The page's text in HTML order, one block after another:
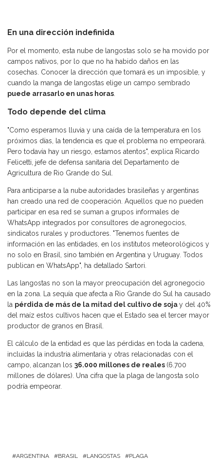
En una dirección indefinida
Por el momento, esta nube de langostas solo se ha movido por
campos nativos, por lo que no ha habido daños en las
cosechas. Conocer la dirección que tomará es un imposible, y
cuando la manga de langostas elige un campo sembrado
puede arrasarlo en unas horas.
Todo depende del clima
"Como esperamos lluvia y una caída de la temperatura en los
próximos días, la tendencia es que el problema no empeorará.
Pero todavía hay un riesgo, estamos atentos", explica Ricardo
Felicetti, jefe de defensa sanitaria del Departamento de
Agricultura de Rio Grande do Sul.
Para anticiparse a la nube autoridades brasileñas y argentinas
han creado una red de cooperación. Aquellos que no pueden
participar en esa red se suman a grupos informales de
WhatsApp integrados por consultores de agronegocios,
sindicatos rurales y productores. "Tenemos fuentes de
información en las entidades, en los institutos meteorológicos y
no solo en Brasil, sino también en Argentina y Uruguay. Todos
publican en WhatsApp", ha detallado Sartori.
Las langostas no son la mayor preocupación del agronegocio
en la zona. La sequía que afecta a Rio Grande do Sul ha causado
la pérdida de más de la mitad del cultivo de sojay del 40%
del maíz estos cultivos hacen que el Estado sea el tercer mayor
productor de granos en Brasil.
El cálculo de la entidad es que las pérdidas en toda la cadena,
incluidas la industria alimentaria y otras relacionadas con el
campo, alcanzan los 36.000 millones de reales (6.700
millones de dólares). Una cifra que la plaga de langosta solo
podría empeorar.
ARGENTINA BRASIL LANGOSTAS PLAGA